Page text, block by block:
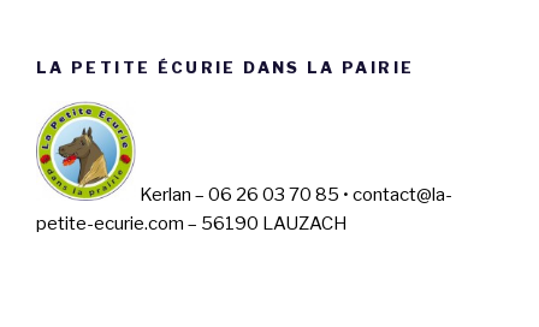
LA PETITE ÉCURIE DANS LA PAIRIE
Kerlan – 06 26 03 70 85 • contact@la-
petite-ecurie.com – 56190 LAUZACH